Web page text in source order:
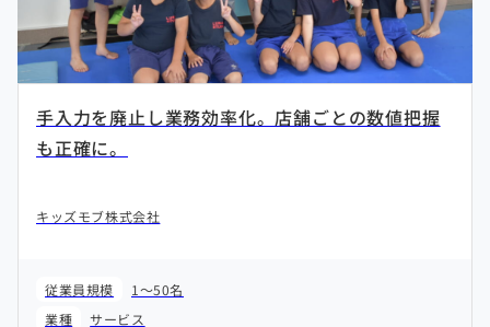
手入力を廃止し業務効率化。店舗ごとの数値把握
も正確に。
キッズモブ株式会社
従業員規模
1～50名
業種
サービス